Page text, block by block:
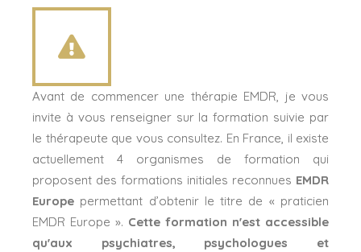
Avant de commencer une thérapie EMDR, je vous
invite à vous renseigner sur la formation suivie par
le thérapeute que vous consultez. En France, il existe
actuellement 4 organismes de formation qui
proposent des formations initiales reconnues EMDR
Europe permettant d’obtenir le titre de « praticien
EMDR Europe ». Cette formation n'est accessible
qu'aux psychiatres, psychologues et